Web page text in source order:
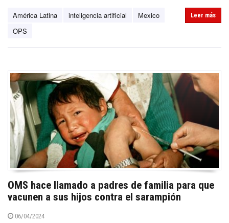
América Latina inteligencia artificial
Mexico
OPS
Leer más
OMS hace llamado a padres de familia para que
vacunen a sus hijos contra el sarampión
06/04/2024